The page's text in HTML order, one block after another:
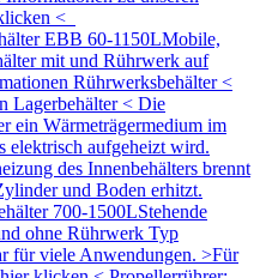
<
EBB 60-1150LMobile,
mit und Rührwerk auf
Rührwerksbehälter <
Lagerbehälter < Die
ein Wärmeträgermedium im
elektrisch aufgeheizt wird.
des Innenbehälters brennt
und Boden erhitzt.
700-1500LStehende
ohne Rührwerk Typ
für viele Anwendungen. >Für